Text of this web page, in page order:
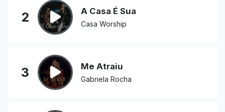
2 A Casa É Sua
Casa Worship
3 Me Atraiu
Gabriela Rocha